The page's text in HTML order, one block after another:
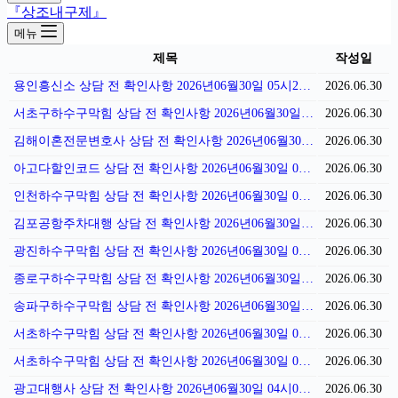
『상조내구제』
메뉴
제목
작성일
용인흥신소 상담 전 확인사항 2026년06월30일 05시23분 2026.06.30
서초구하수구막힘 상담 전 확인사항 2026년06월30일 05시18분 2026.06.30
김해이혼전문변호사 상담 전 확인사항 2026년06월30일 05시09분 2026.06.30
아고다할인코드 상담 전 확인사항 2026년06월30일 05시02분 2026.06.30
인천하수구막힘 상담 전 확인사항 2026년06월30일 04시55분 2026.06.30
김포공항주차대행 상담 전 확인사항 2026년06월30일 04시50분 2026.06.30
광진하수구막힘 상담 전 확인사항 2026년06월30일 04시41분 2026.06.30
종로구하수구막힘 상담 전 확인사항 2026년06월30일 04시36분 2026.06.30
송파구하수구막힘 상담 전 확인사항 2026년06월30일 04시27분 2026.06.30
서초하수구막힘 상담 전 확인사항 2026년06월30일 04시22분 2026.06.30
서초하수구막힘 상담 전 확인사항 2026년06월30일 04시13분 2026.06.30
광고대행사 상담 전 확인사항 2026년06월30일 04시06분 2026.06.30